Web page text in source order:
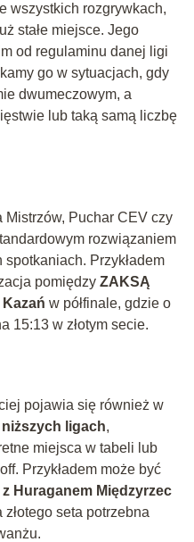
wszystkich rozgrywkach,
stałe miejsce. Jego
od regulaminu danej ligi
go w sytuacjach, gdy
dwumeczowym, a
lub taką samą liczbę
Puchar CEV czy
rozwiązaniem
Przykładem
pomiędzy ZAKSĄ
w półfinale, gdzie o
15:13 w złotym secie.
pojawia się również w
niższych ligach,
miejsca w tabeli lub
Przykładem może być
z Huraganem Międzyrzec
seta potrzebna